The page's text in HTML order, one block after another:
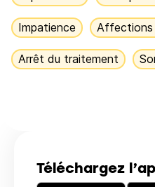
Téléchargez
Impatience Affections
Arrêt du traitement